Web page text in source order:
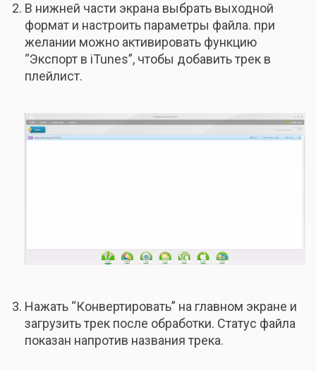
В нижней части экрана выбрать выходной
формат и настроить параметры файла. при
желании можно активировать функцию
“Экспорт в iTunes”, чтобы добавить трек в
плейлист.
Нажать “Конвертировать” на главном экране и
загрузить трек после обработки. Статус файла
показан напротив названия трека.